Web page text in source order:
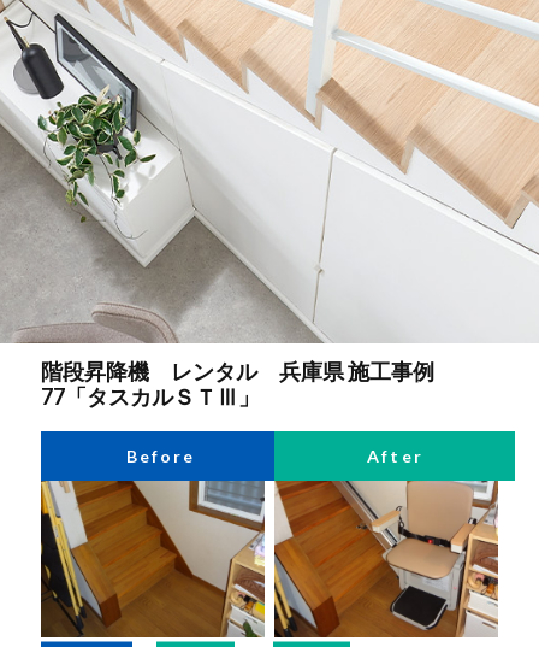
階段昇降機 レンタル 兵庫県 施工事例
77「タスカルＳＴⅢ」
Before After